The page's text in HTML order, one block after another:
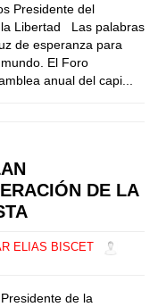
Presidente del
la Libertad Las palabras
de esperanza para
El Foro
anual del capi...
DE LA
ELIAS BISCET
de la